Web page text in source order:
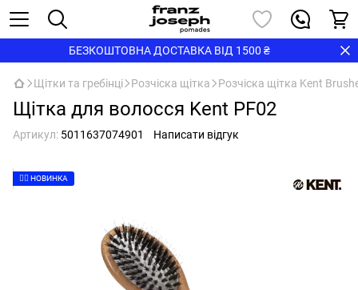
БЕЗКОШТОВНА ДОСТАВКА ВІД 1500 ₴
Щітки та гребінці Розчіска щітка Розчіска щітка Kent
Щітка для волосся Kent PF02
Артикул: 5011637074901 Написати відгук
👉🏻 НОВИНКА